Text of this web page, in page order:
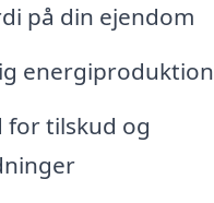
på din ejendom
energiproduktion
for tilskud og